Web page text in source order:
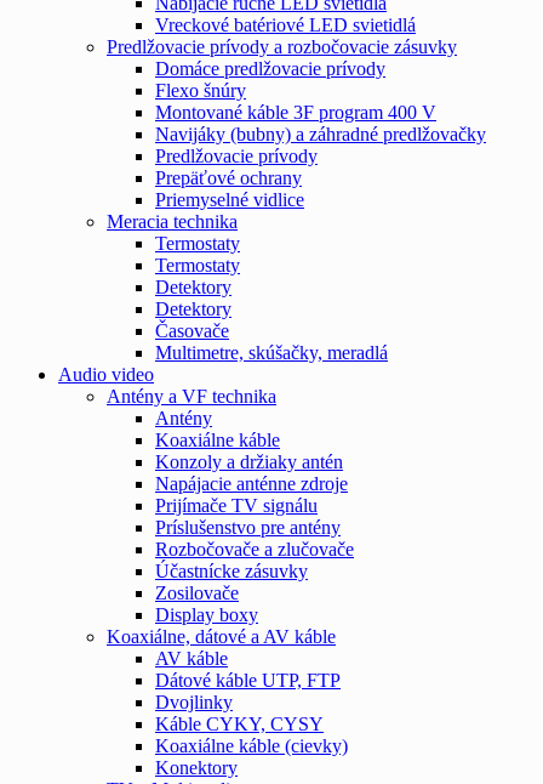
Vreckové batériové LED svietidlá
Predlžovacie prívody a rozbočovacie zásuvky
Domáce predlžovacie prívody
Flexo šnúry
Montované káble 3F program 400 V
Navijáky (bubny) a záhradné predlžovačky
Predlžovacie prívody
Prepäťové ochrany
Priemyselné vidlice
Meracia technika
Termostaty
Termostaty
Detektory
Detektory
Časovače
Multimetre, skúšačky, meradlá
Audio video
Antény a VF technika
Antény
Koaxiálne káble
Konzoly a držiaky antén
Napájacie anténne zdroje
Prijímače TV signálu
Príslušenstvo pre antény
Rozbočovače a zlučovače
Účastnícke zásuvky
Zosilovače
Display boxy
Koaxiálne, dátové a AV káble
AV káble
Dátové káble UTP, FTP
Dvojlinky
Káble CYKY, CYSY
Koaxiálne káble (cievky)
Konektory